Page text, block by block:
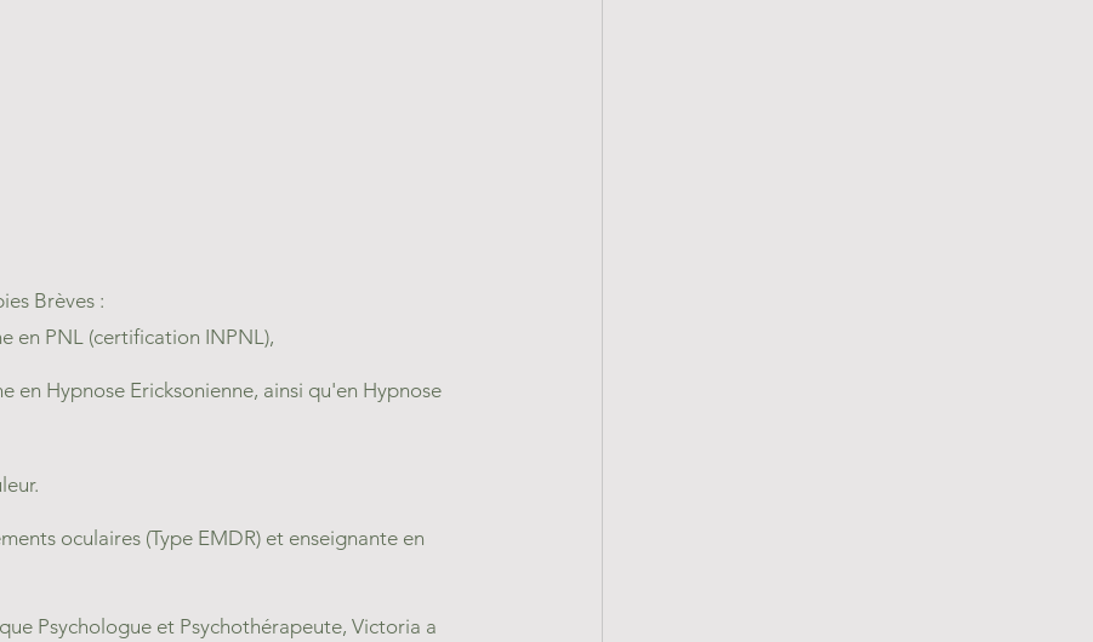
Brèves :
en PNL (certification INPNL),
en Hypnose Ericksonienne, ainsi qu'en Hypnose
oculaires (Type EMDR) et enseignante en
Psychologue et Psychothérapeute, Victoria a